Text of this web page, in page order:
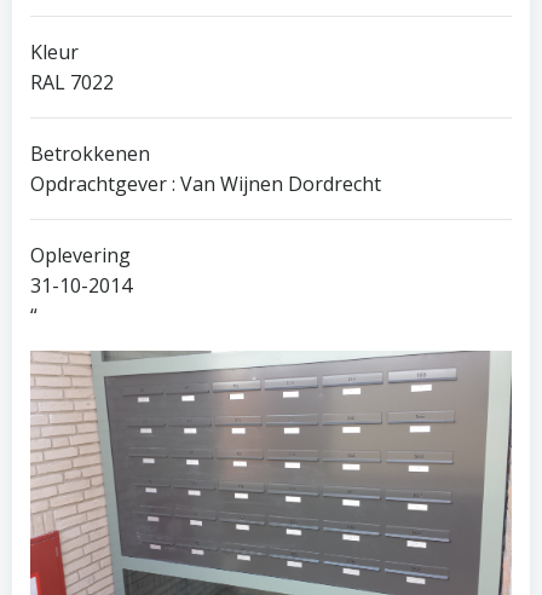
Kleur
RAL 7022
Betrokkenen
Opdrachtgever : Van Wijnen Dordrecht
Oplevering
31-10-2014
“